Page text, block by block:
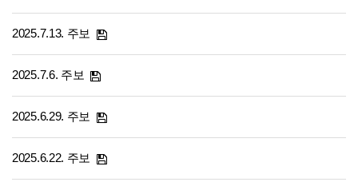
2025.7.13. 주보
2025.7.6. 주보
2025.6.29. 주보
2025.6.22. 주보